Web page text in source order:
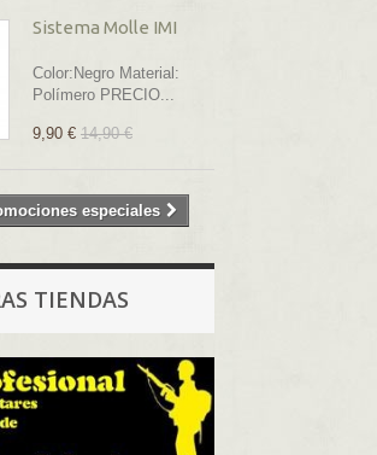
Sistema Molle IMI
Color:Negro Material:
Polímero PRECIO...
9,90 € 14,90 €
especiales
TIENDAS